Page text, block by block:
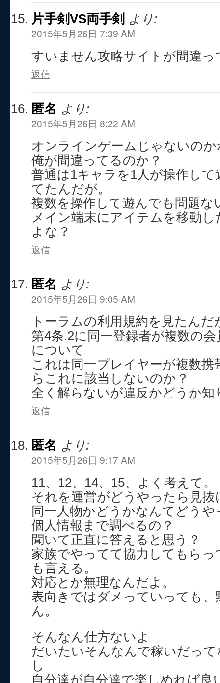
片手剣VS両手剣 より:
2015年5月26日 7:39 AM
すいません攻略サイトが間違っ
返信
匿名 より:
2015年5月26日 8:22 AM
オンラインゲームじゃないのか
俺が間違ってるのか？
普通は1キャラを1人が操作し
てたんだが。
複数を操作して遊んでも問題な
メイン端末にアイテムを移動
よな？
返信
匿名 より:
2015年5月26日 9:05 AM
トーラムの利用規約を見たんだ
第4条.2に同一登録者が複数の
について
これは同一プレイヤーが複数携
らこれに該当しないのか？
全く解らないが違反かどうか知
返信
匿名 より:
2015年5月26日 9:17 AM
11、12、14、15、よく考えて。
それを運営がどうやったら見抜
同一人物かどうかなんてどう
個人情報まで調べるの？
聞いて正直に答えると思う？
家族でやってて協力してもら
も言える。
対応とか無理なんだよ。
表向きではダメっていっても
ん。
そんなん仕方ないよ
だいたいそんなんで稼いだっ
し
自分達が自分達で楽しめれば良